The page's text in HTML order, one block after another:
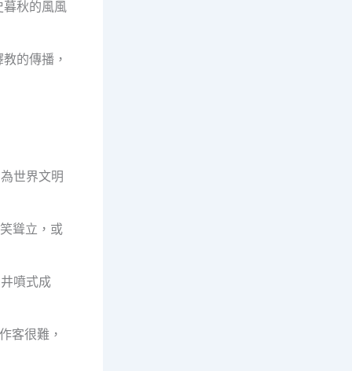
暮秋的風風
的傳播，
世界文明
聳立，或
噴式成
客很難，